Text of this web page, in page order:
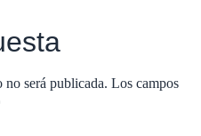
será publicada. Los campos